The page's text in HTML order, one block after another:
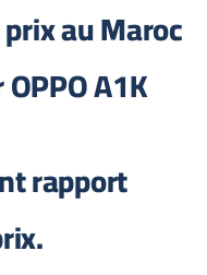
au Maroc
OPPO A1K
rapport